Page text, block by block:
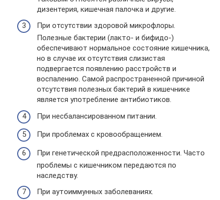
дизентерия, кишечная палочка и другие.
При отсутствии здоровой микрофлоры.
Полезные бактерии (лакто- и бифидо-)
обеспечивают нормальное состояние кишечника,
но в случае их отсутствия слизистая
подвергается появлению расстройств и
воспалению. Самой распространенной причиной
отсутствия полезных бактерий в кишечнике
является употребление антибиотиков.
При несбалансированном питании.
При проблемах с кровообращением.
При генетической предрасположенности. Часто
проблемы с кишечником передаются по
наследству.
При аутоиммунных заболеваниях.